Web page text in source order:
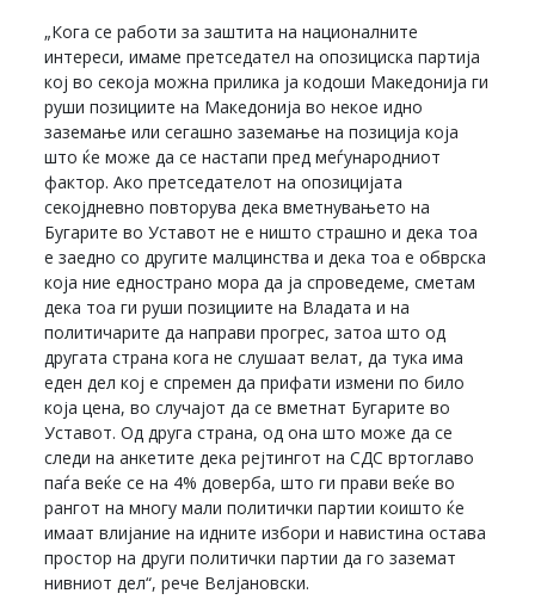
„Кога се работи за заштита на националните
интереси, имаме претседател на опозициска партија
кој во секоја можна прилика ја кодоши Македонија ги
руши позициите на Македонија во некое идно
заземање или сегашно заземање на позиција која
што ќе може да се настапи пред меѓународниот
фактор. Ако претседателот на опозицијата
секојдневно повторува дека вметнувањето на
Бугарите во Уставот не е ништо страшно и дека тоа
е заедно со другите малцинства и дека тоа е обврска
која ние еднострано мора да ја спроведеме, сметам
дека тоа ги руши позициите на Владата и на
политичарите да направи прогрес, затоа што од
другата страна кога не слушаат велат, да тука има
еден дел кој е спремен да прифати измени по било
која цена, во случајот да се вметнат Бугарите во
Уставот. Од друга страна, од она што може да се
следи на анкетите дека рејтингот на СДС вртоглаво
паѓа веќе се на 4% доверба, што ги прави веќе во
рангот на многу мали политички партии коишто ќе
имаат влијание на идните избори и навистина остава
простор на други политички партии да го заземат
нивниот дел“, рече Велјановски.